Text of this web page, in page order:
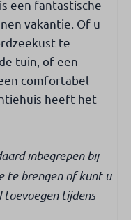
een fantastische
vakantie. Of u
te
tuin, of een
comfortabel
heeft het
inbegrepen bij
te brengen of kunt u
toevoegen tijdens